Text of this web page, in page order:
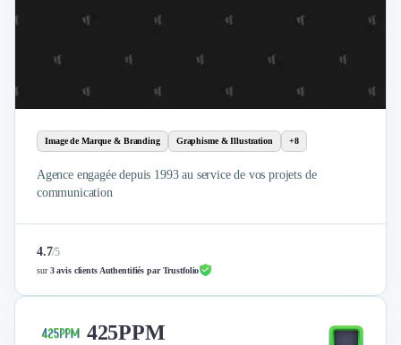
Image de Marque & Branding Graphisme & Illustration +8
Agence engagée depuis 1993 au service de vos projets de
communication
4.7/5
sur3 avis clients Authentifiés par Trustfolio
425PPM